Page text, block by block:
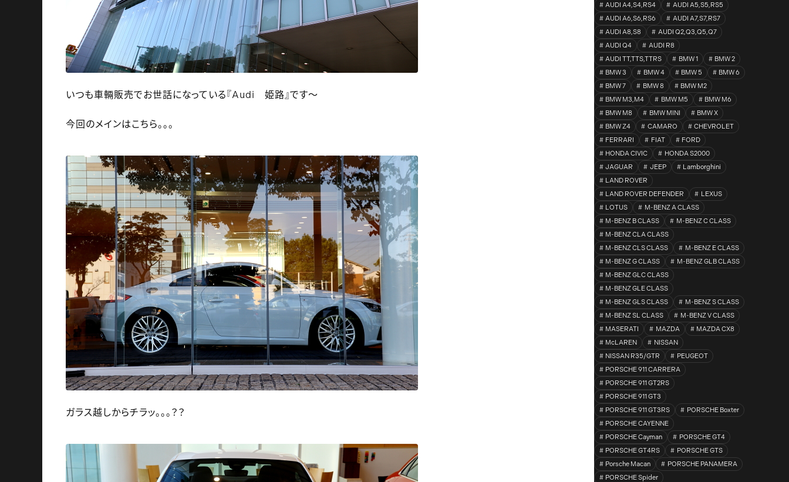
いつも車輛販売でお世話になっている『Audi 姫路』です～
今回のメインはこちら。。。
ガラス越しからチラッ。。。？？
AUDI A4,S4,RS4
AUDI A5,S5,RS5
AUDI A6,S6,RS6
AUDI A7,S7,RS7
AUDI A8,S8
AUDI Q2,Q3,Q5,Q7
AUDI Q4
AUDI R8
AUDI TT,TTS,TTRS
BMW 1
BMW 2
BMW 3
BMW 4 BMW 5
BMW 6
BMW 7
BMW 8
BMW M2
BMW M3,M4
BMW M5
BMW M6
BMW M8
BMW MINI
BMW X
BMW Z4
CAMARO
CHEVROLET
FERRARI
FIAT
FORD
HONDA CIVIC
HONDA S2000
JAGUAR
JEEP
Lamborghini
LAND ROVER
LAND ROVER DEFENDER
LEXUS
LOTUS
M-BENZ A CLASS
M-BENZ B CLASS
M-BENZ C CLASS
M-BENZ CLA CLASS
M-BENZ CLS CLASS
M-BENZ E CLASS
M-BENZ G CLASS
M-BENZ GLB CLASS
M-BENZ GLC CLASS
M-BENZ GLE CLASS
M-BENZ GLS CLASS
M-BENZ S CLASS
M-BENZ SL CLASS
M-BENZ V CLASS
MASERATI
MAZDA
MAZDA CX8
McLAREN
NISSAN
NISSAN R35/GTR
PEUGEOT
PORSCHE 911 CARRERA
PORSCHE 911 GT2RS
PORSCHE 911 GT3
PORSCHE 911 GT3RS
PORSCHE Boxter
PORSCHE CAYENNE
PORSCHE Cayman
PORSCHE GT4
PORSCHE GT4RS
PORSCHE GTS
Porsche Macan
PORSCHE PANAMERA
PORSCHE Spider